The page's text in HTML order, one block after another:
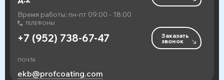
Время работы: пн-пт 09:00 - 18:00
ТЕЛЕФОНЫ
+7 (952) 738-67-47 Заказать
звонок
ПОЧТА
ekb@profcoating.com